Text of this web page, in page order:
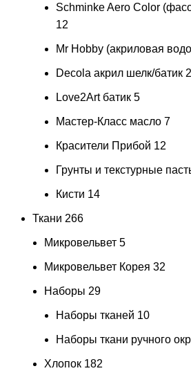
Schminke Aero Color
12
Mr Hobby (акриловая
Decola акрил шелк/батик
Love2Art батик 5
Мастер-Класс масло 7
Красители Прибой 12
Грунты и текстурные
Кисти 14
Ткани 266
Микровельвет 5
Микровельвет Корея 32
Наборы 29
Наборы тканей 10
Наборы ткани ручного
Хлопок 182